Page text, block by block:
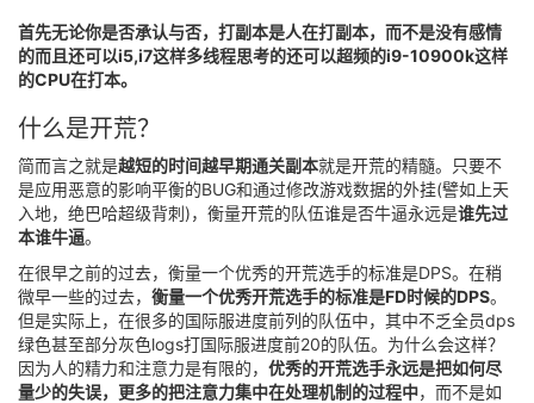
首先无论你是否承认与否，打副本是人在打副本，而不是没有感情
的而且还可以i5,i7这样多线程思考的还可以超频的i9-10900k这样
的CPU在打本。
什么是开荒？
简而言之就是越短的时间越早期通关副本就是开荒的精髓。只要不
是应用恶意的影响平衡的BUG和通过修改游戏数据的外挂(譬如上天
入地，绝巴哈超级背刺)，衡量开荒的队伍谁是否牛逼永远是谁先过
本谁牛逼。
在很早之前的过去，衡量一个优秀的开荒选手的标准是DPS。在稍
微早一些的过去， 衡量一个优秀开荒选手的标准是FD时候的DPS。
但是实际上，在很多的国际服进度前列的队伍中，其中不乏全员dps
绿色甚至部分灰色logs打国际服进度前20的队伍。为什么会这样？
因为人的精力和注意力是有限的， 优秀的开荒选手永远是把如何尽
量少的失误，更多的把注意力集中在处理机制的过程中，而不是如